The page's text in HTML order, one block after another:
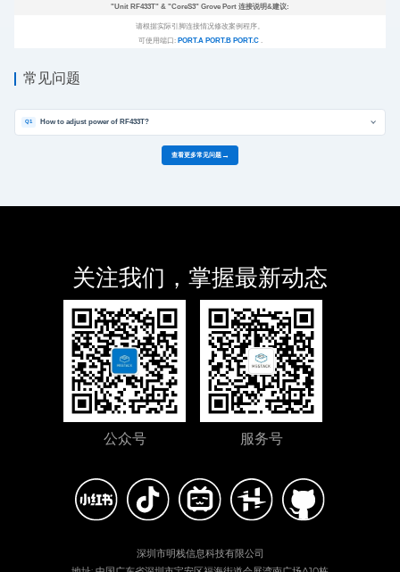
"Unit RF433T" & "CoreS3" Grove Port 连接说明&建议:
请根据实际引脚连接情况修改案例程序。
可使用端口: PORT.A PORT.B PORT.C .
常见问题
Q1 How to adjust power of RF433T?
查看更多常见问题→
关注我们，掌握最新动态
公众号 服务号
深圳市明栈信息科技有限公司